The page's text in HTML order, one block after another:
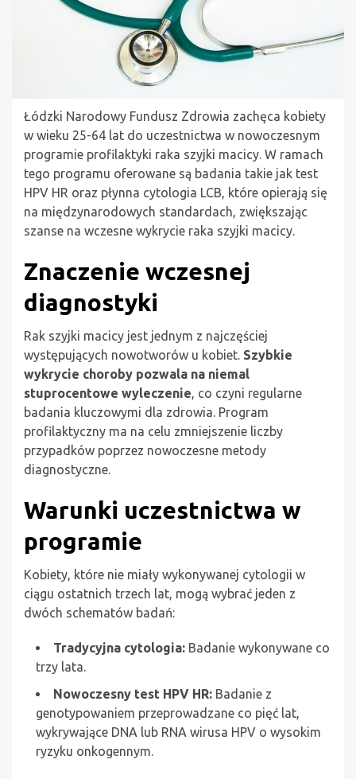
Łódzki Narodowy Fundusz Zdrowia zachęca kobiety
w wieku 25-64 lat do uczestnictwa w nowoczesnym
programie profilaktyki raka szyjki macicy. W ramach
tego programu oferowane są badania takie jak test
HPV HR oraz płynna cytologia LCB, które opierają się
na międzynarodowych standardach, zwiększając
szanse na wczesne wykrycie raka szyjki macicy.
Znaczenie wczesnej
diagnostyki
Rak szyjki macicy jest jednym z najczęściej
występujących nowotworów u kobiet. Szybkie
wykrycie choroby pozwala na niemal
stuprocentowe wyleczenie, co czyni regularne
badania kluczowymi dla zdrowia. Program
profilaktyczny ma na celu zmniejszenie liczby
przypadków poprzez nowoczesne metody
diagnostyczne.
Warunki uczestnictwa w
programie
Kobiety, które nie miały wykonywanej cytologii w
ciągu ostatnich trzech lat, mogą wybrać jeden z
dwóch schematów badań:
Tradycyjna cytologia: Badanie wykonywane co
trzy lata.
Nowoczesny test HPV HR: Badanie z
genotypowaniem przeprowadzane co pięć lat,
wykrywające DNA lub RNA wirusa HPV o wysokim
ryzyku onkogennym.